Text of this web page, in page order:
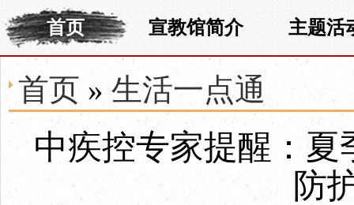
首页 宣教馆简介 主题活
首页 » 生活一点通
中疾控专家提醒：
防